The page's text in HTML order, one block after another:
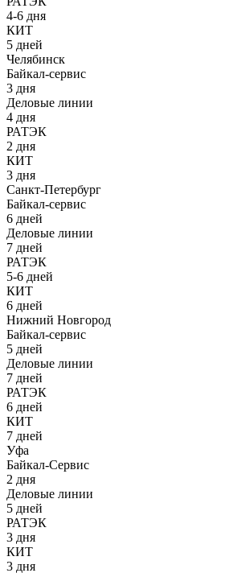
4-6 дня
КИТ
5 дней
Челябинск
Байкал-сервис
3 дня
Деловые линии
4 дня
РАТЭК
2 дня
КИТ
3 дня
Санкт-Петербург
Байкал-сервис
6 дней
Деловые линии
7 дней
РАТЭК
5-6 дней
КИТ
6 дней
Нижний Новгород
Байкал-сервис
5 дней
Деловые линии
7 дней
РАТЭК
6 дней
КИТ
7 дней
Уфа
Байкал-Сервис
2 дня
Деловые линии
5 дней
РАТЭК
3 дня
КИТ
3 дня